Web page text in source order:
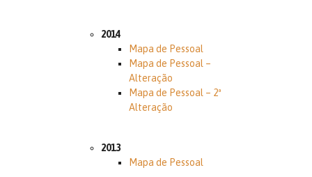
2014
Mapa de Pessoal
Mapa de Pessoal –
Alteração
Mapa de Pessoal – 2ª
Alteração
2013
Mapa de Pessoal